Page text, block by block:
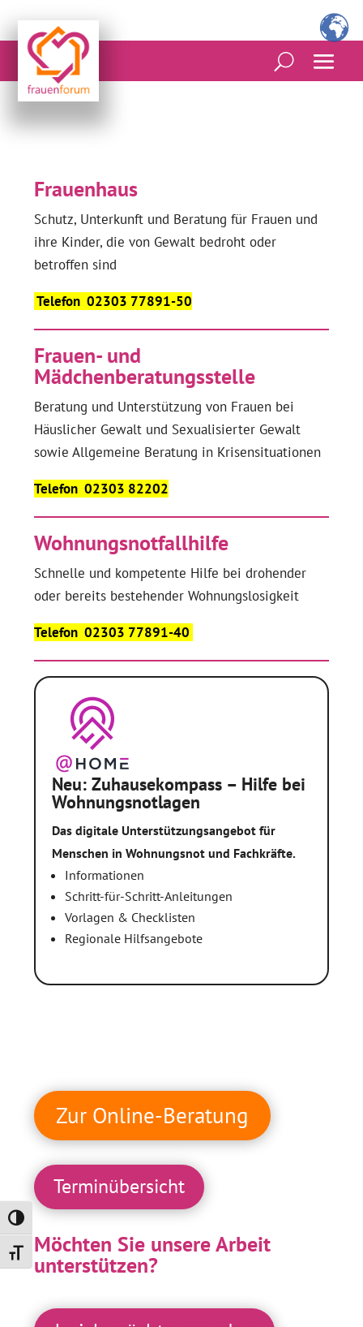
Umschalten auf hohe Kontraste
Schrift vergrößern
Frauenhaus
Schutz, Unterkunft und Beratung für Frauen und
ihre Kinder, die von Gewalt bedroht oder
betroffen sind
Telefon 02303 77891-50
Frauen- und
Mädchenberatungsstelle
Beratung und Unterstützung von Frauen bei
Häuslicher Gewalt und Sexualisierter Gewalt
sowie Allgemeine Beratung in Krisensituationen
Telefon 02303 82202
Wohnungsnotfallhilfe
Schnelle und kompetente Hilfe bei drohender
oder bereits bestehender Wohnungslosigkeit
Telefon 02303 77891-40
Neu: Zuhausekompass – Hilfe bei
Wohnungsnotlagen
Das digitale Unterstützungsangebot für
Menschen in Wohnungsnot und Fachkräfte.
Informationen
Schritt-für-Schritt-Anleitungen
Vorlagen & Checklisten
Regionale Hilfsangebote
Zur Online-Beratung
Terminübersicht
Möchten Sie unsere Arbeit
unterstützen?